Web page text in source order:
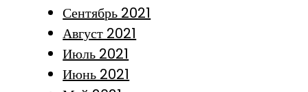
Сентябрь 2021
Август 2021
Июль 2021
Июнь 2021